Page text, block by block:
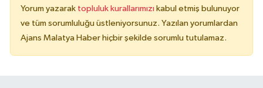
Yorum yazarak topluluk kurallarımızı kabul etmiş bulunuyor
ve tüm sorumluluğu üstleniyorsunuz. Yazılan yorumlardan
Ajans Malatya Haber hiçbir şekilde sorumlu tutulamaz.